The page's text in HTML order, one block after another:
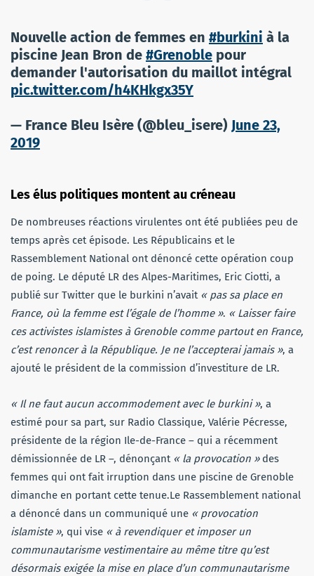
Nouvelle action de femmes en #burkini à la
piscine Jean Bron de #Grenoble pour
demander l'autorisation du maillot intégral
pic.twitter.com/h4KHkgx35Y
— France Bleu Isère (@bleu_isere) June 23,
2019
Les élus politiques montent au créneau
De nombreuses réactions virulentes ont été publiées peu de
temps après cet épisode. Les Républicains et le
Rassemblement National ont dénoncé cette opération coup
de poing. Le député LR des Alpes-Maritimes, Eric Ciotti, a
publié sur Twitter que le burkini n’avait « pas sa place en
France, où la femme est l’égale de l’homme ». « Laisser faire
ces activistes islamistes à Grenoble comme partout en France,
c’est renoncer à la République. Je ne l’accepterai jamais », a
ajouté le président de la commission d’investiture de LR.
« Il ne faut aucun accommodement avec le burkini », a
estimé pour sa part, sur Radio Classique, Valérie Pécresse,
présidente de la région Ile-de-France – qui a récemment
démissionnée de LR –, dénonçant « la provocation »des
femmes qui ont fait irruption dans une piscine de Grenoble
dimanche en portant cette tenue.Le Rassemblement national
a dénoncé dans un communiqué une « provocation
islamiste », qui vise « à revendiquer et imposer un
communautarisme vestimentaire au même titre qu’est
désormais exigée la mise en place d’un communautarisme